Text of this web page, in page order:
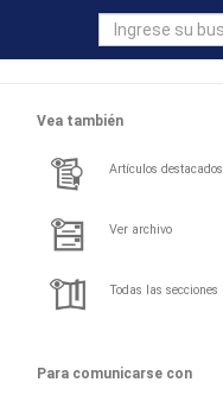
Vea también
Artículos destacados
Ver archivo
Todas las secciones
Para comunicarse con